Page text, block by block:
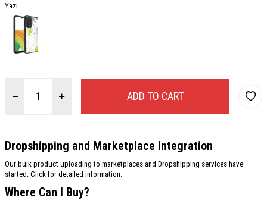
Yazı
ADD TO CART
Dropshipping and Marketplace Integration
Our bulk product uploading to marketplaces and Dropshipping services have
started. Click for detailed information.
Where Can I Buy?